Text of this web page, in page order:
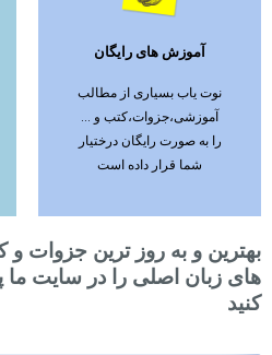
آموزش های رایگان
نوت یاب بسیاری از مطالب
آموزشی،جزوات،کتب و ...
را به صورت رایگان درختیار
شما قرار داده است
ادامه مطلب
بهترین و به روز ترین جزوات و
های زبان اصلی را در سایت ما
کنید